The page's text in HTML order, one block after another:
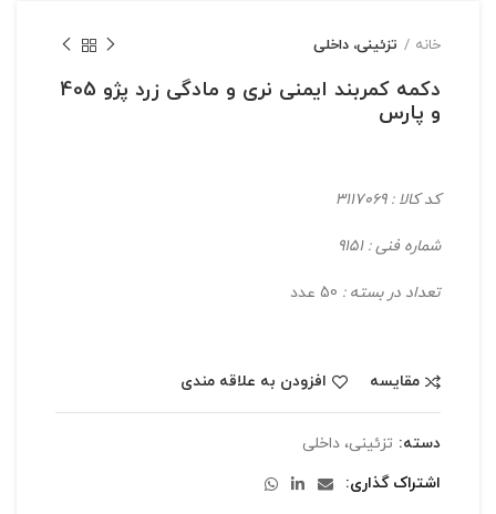
خانه تزئینی، داخلی
دکمه کمربند ایمنی نری و مادگی زرد پژو 405
و پارس
کد کالا : 3117069
شماره فنی : 9151
تعداد در بسته :
مقایسه افزودن به علاقه مندی
دسته: تزئینی، داخلی
اشتراک گذاری